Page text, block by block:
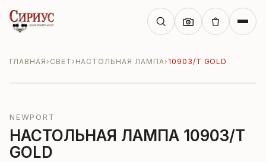
ГЛАВНАЯ› СВЕТ› НАСТОЛЬНАЯ ЛАМПА› 10903/T GOLD
NEWPORT
НАСТОЛЬНАЯ ЛАМПА 10903/T
GOLD